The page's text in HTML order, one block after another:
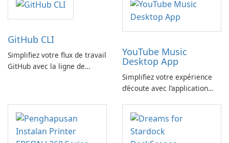
GitHub CLI
Simplifiez votre flux de travail
GitHub avec la ligne de
YouTube Music
Desktop App
Simplifiez votre expérience
d’écoute avec l’application